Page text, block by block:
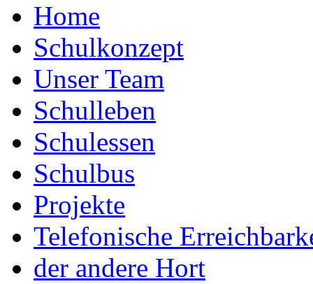
Home
Schulkonzept
Unser Team
Schulleben
Schulessen
Schulbus
Projekte
Telefonische
der andere Hort